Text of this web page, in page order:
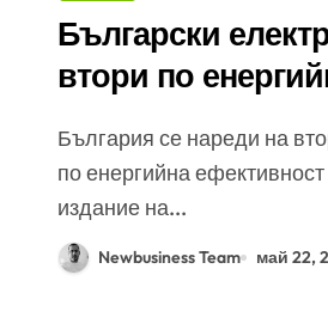
Български
втори по
marathon Европа
България се нареди на второ място в Европа
по енергийна
издание на...
Newbusiness Team май 22,